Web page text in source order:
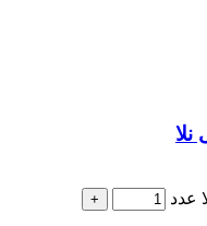
عدد